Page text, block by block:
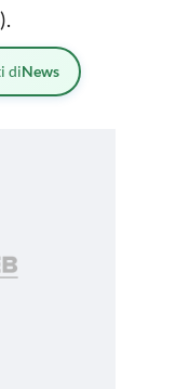
diNews